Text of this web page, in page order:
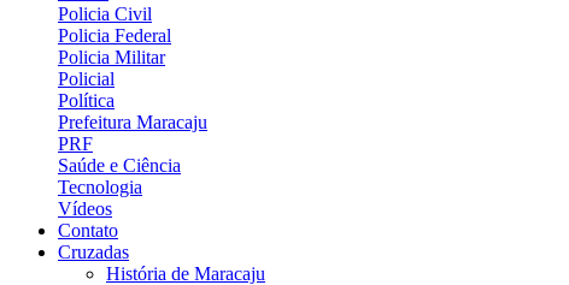
Policia Civil
Policia Federal
Policia Militar
Policial
Política
Prefeitura Maracaju
PRF
Saúde e Ciência
Tecnologia
Vídeos
Contato
Cruzadas
História de Maracaju